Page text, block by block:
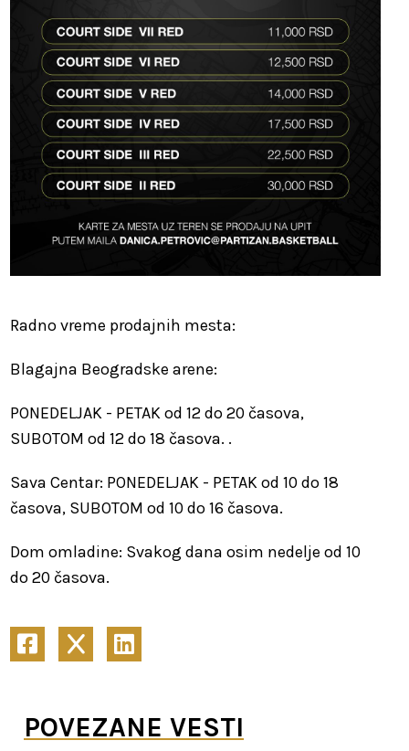
Radno vreme prodajnih mesta:
Blagajna Beogradske arene:
PONEDELJAK - PETAK od 12 do 20 časova,
SUBOTOM od 12 do 18 časova. .
Sava Centar: PONEDELJAK - PETAK od 10 do 18
časova, SUBOTOM od 10 do 16 časova.
Dom omladine: Svakog dana osim nedelje od 10
do 20 časova.
POVEZANE VESTI